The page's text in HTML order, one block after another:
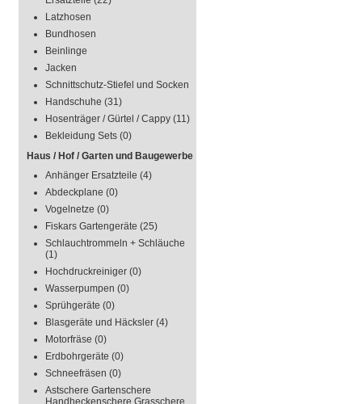
Latzhosen
Bundhosen
Beinlinge
Jacken
Schnittschutz-Stiefel und Socken
Handschuhe (31)
Hosenträger / Gürtel / Cappy (11)
Bekleidung Sets (0)
Haus / Hof / Garten und Baugewerbe
Anhänger Ersatzteile (4)
Abdeckplane (0)
Vogelnetze (0)
Fiskars Gartengeräte (25)
Schlauchtrommeln + Schläuche
(1)
Hochdruckreiniger (0)
Wasserpumpen (0)
Sprühgeräte (0)
Blasgeräte und Häcksler (4)
Motorfräse (0)
Erdbohrgeräte (0)
Schneefräsen (0)
Astschere Gartenschere
Handheckenschere Grasschere